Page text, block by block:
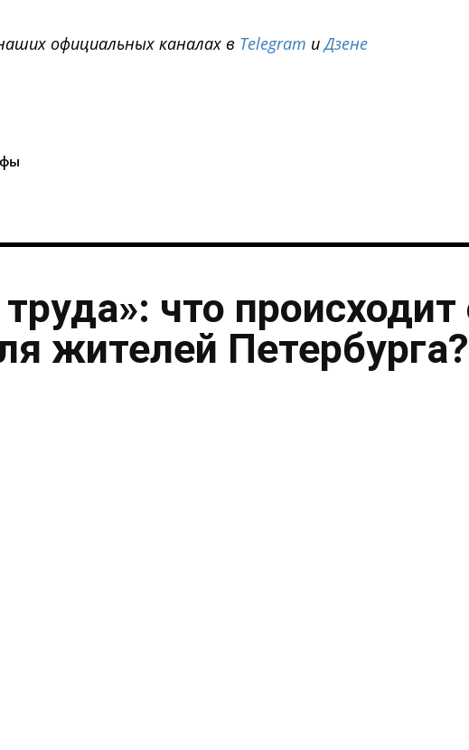
официальных каналах в Telegram иДзене
что происходит
жителей Петербурга?